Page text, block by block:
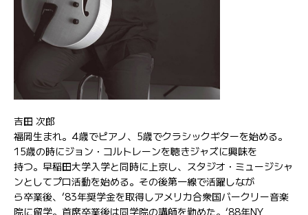
吉田 次郎
福岡生まれ。4歳でピアノ、5歳でクラシックギターを始める。
15歳の時にジョン・コルトレーンを聴きジャズに興味を
持つ。早稲田大学入学と同時に上京し、スタジオ・ミュージシャ
ンとしてプロ活動を始める。その後第一線で活躍しなが
ら卒業後、’83年奨学金を取得しアメリカ合衆国バークリー音楽
院に留学。首席卒業後は同学院の講師を勤めた。‘88年NY